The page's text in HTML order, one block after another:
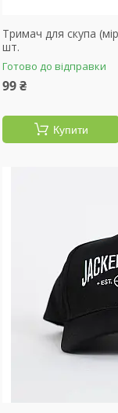
Тримач для скупа
шт.
Готово до відправки
99 ₴
Купити